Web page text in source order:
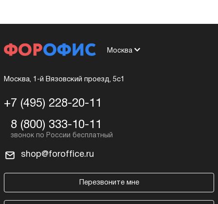
Москва
Москва, 1-й Вязовский проезд, 5с1
+7 (495) 228-20-11
8 (800) 333-10-11
shop@foroffice.ru
Перезвоните мне